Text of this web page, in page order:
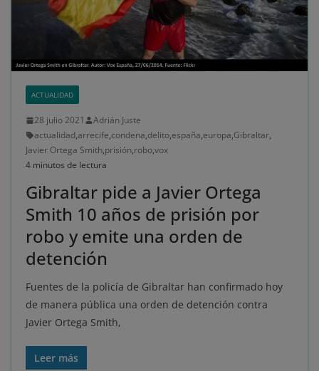
ACTUALIDAD
28 julio 2021
Adrián Juste
actualidad,arrecife,condena,delito,españa,europa,Gibraltar,
Javier Ortega Smith,prisión,robo,vox
4 minutos de lectura
Gibraltar pide a Javier Ortega
Smith 10 años de prisión por
robo y emite una orden de
detención
Fuentes de la policía de Gibraltar han confirmado hoy
de manera pública una orden de detención contra
Javier Ortega Smith,
Leer más